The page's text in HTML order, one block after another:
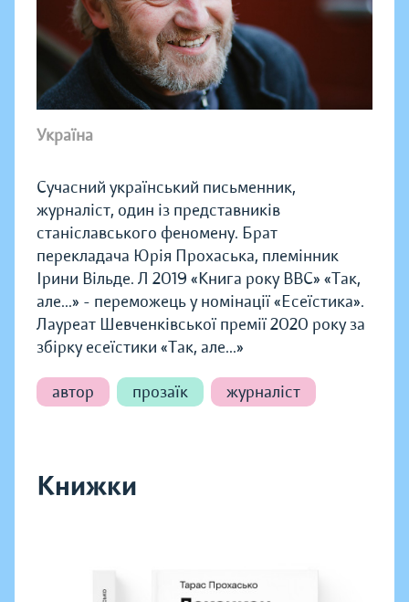
Україна
Сучасний український письменник,
журналіст, один із представників
станіславського феномену. Брат
перекладача Юрія Прохаська, племінник
Ірини Вільде. Л 2019 «Книга року BBC» «Так,
але...» - переможець у номінації «Есеїстика».
Лауреат Шевченківської премії 2020 року за
збірку есеїстики «Так, але...»
автор прозаїк журналіст
Книжки